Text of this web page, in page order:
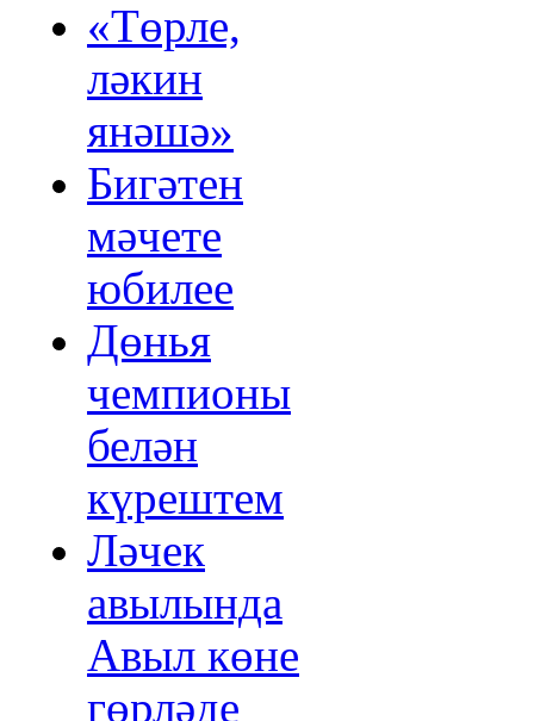
«Төрле,
ләкин
янәшә»
Бигәтен
мәчете
юбилее
Дөнья
чемпионы
белән
күрештем
Ләчек
авылында
Авыл көне
гөрләде